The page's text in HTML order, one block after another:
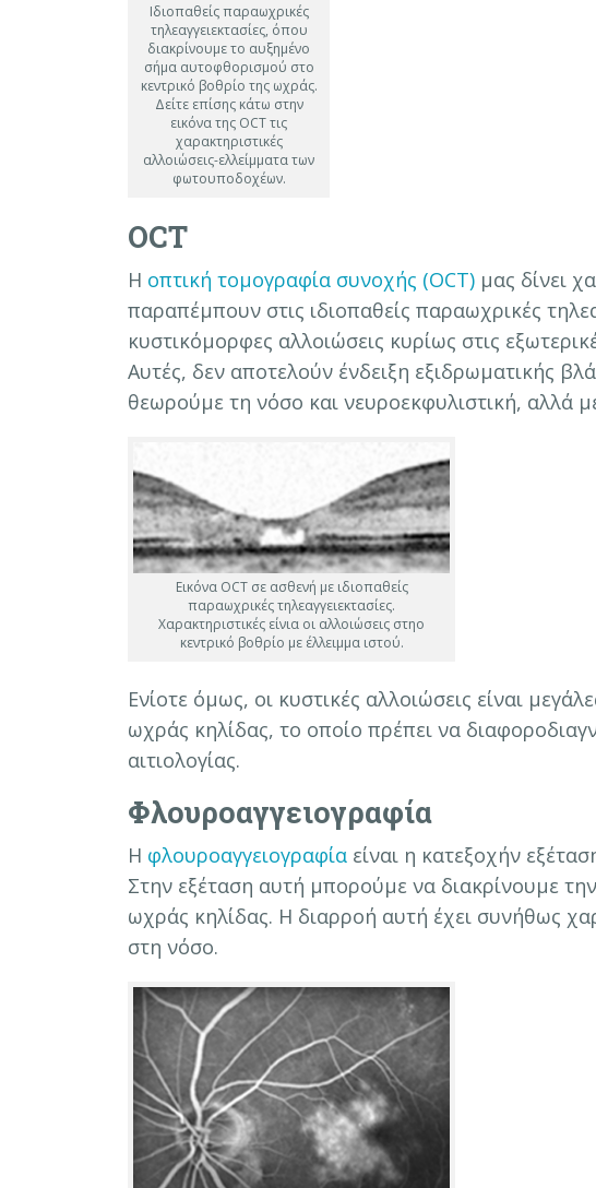
Ιδιοπαθείς παραωχρικές
τηλεαγγειεκτασίες, όπου
διακρίνουμε το αυξημένο
σήμα αυτοφθορισμού στο
κεντρικό βοθρίο της ωχράς.
Δείτε επίσης κάτω στην
εικόνα της OCT τις
χαρακτηριστικές
αλλοιώσεις-ελλείμματα των
φωτουποδοχέων.
OCT
Η οπτική τομογραφία συνοχής (OCT) μας δίνει
παραπέμπουν στις ιδιοπαθείς παραωχρικές
κυστικόμορφες αλλοιώσεις κυρίως στις
Αυτές, δεν αποτελούν ένδειξη εξιδρωματικής
θεωρούμε τη νόσο και νευροεκφυλιστική, αλλά
Εικόνα OCT σε ασθενή με ιδιοπαθείς
παραωχρικές τηλεαγγειεκτασίες.
Χαρακτηριστικές είνια οι αλλοιώσεις στηο
κεντρικό βοθρίο με έλλειμμα ιστού.
Ενίοτε όμως, οι κυστικές αλλοιώσεις είναι
ωχράς κηλίδας, το οποίο πρέπει να
αιτιολογίας.
Φλουροαγγειογραφία
Η φλουροαγγειογραφία είναι η κατεξοχήν
Στην εξέταση αυτή μπορούμε να διακρίνουμε
ωχράς κηλίδας. Η διαρροή αυτή έχει συνήθως
στη νόσο.